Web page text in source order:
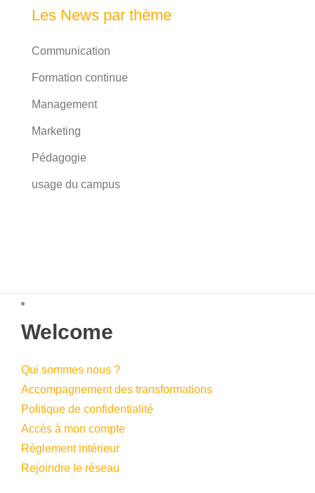
Les News par thème
Communication
Formation continue
Management
Marketing
Pédagogie
usage du campus
Welcome
Qui sommes nous ?
Accompagnement des transformations
Politique de confidentialité
Accès à mon compte
Règlement intérieur
Rejoindre le réseau